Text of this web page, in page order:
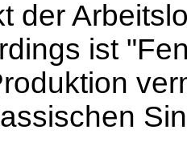
der
ist